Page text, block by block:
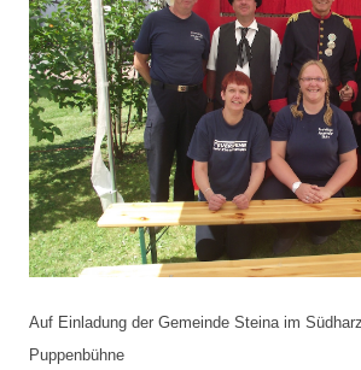
Auf Einladung der Gemeinde Steina im
Puppenbühne